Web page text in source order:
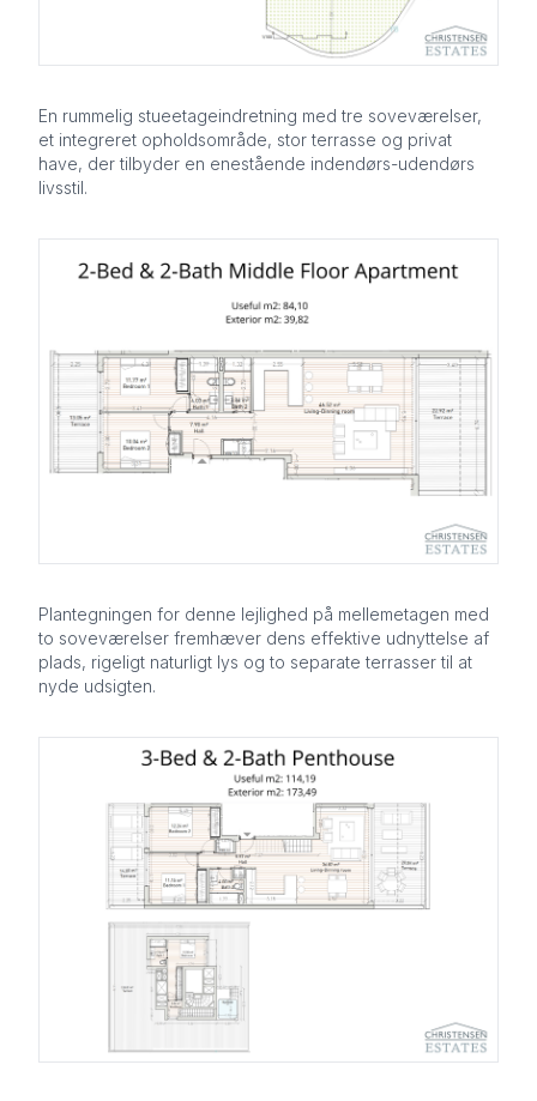
En rummelig stueetageindretning med tre soveværelser,
et integreret opholdsområde, stor terrasse og privat
have, der tilbyder en enestående indendørs-udendørs
livsstil.
Plantegningen for denne lejlighed på mellemetagen med
to soveværelser fremhæver dens effektive udnyttelse af
plads, rigeligt naturligt lys og to separate terrasser til at
nyde udsigten.